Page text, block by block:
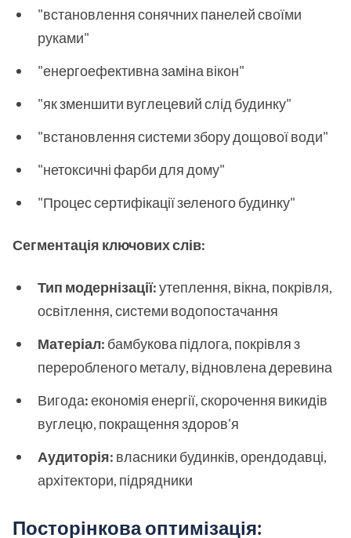
"встановлення сонячних панелей своїми
руками"
"енергоефективна заміна вікон"
"як зменшити вуглецевий слід будинку"
"встановлення системи збору дощової води"
"нетоксичні фарби для дому"
"Процес сертифікації зеленого будинку"
Сегментація ключових слів:
Тип модернізації:утеплення, вікна, покрівля,
освітлення, системи водопостачання
Матеріал: бамбукова підлога, покрівля з
переробленого металу, відновлена деревина
Вигода:економія енергії, скорочення викидів
вуглецю, покращення здоров'я
Аудиторія: власники будинків, орендодавці,
архітектори, підрядники
Посторінкова оптимізація: